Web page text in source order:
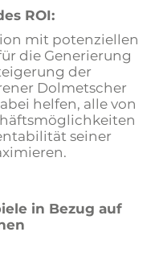
ROI:
mit potenziellen
die Generierung
der
Dolmetscher
helfen, alle von
seiner
in Bezug auf